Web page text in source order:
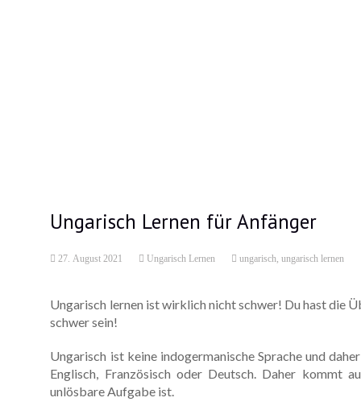
Ungarisch Lernen für Anfänger
27. August 2021 Ungarisch Lernen ungarisch,ungarisch lernen
Ungarisch lernen ist wirklich nicht schwer! Du hast die
schwer sein!
Ungarisch ist keine indogermanische Sprache und
Englisch, Französisch oder Deutsch. Daher kommt
unlösbare Aufgabe ist.